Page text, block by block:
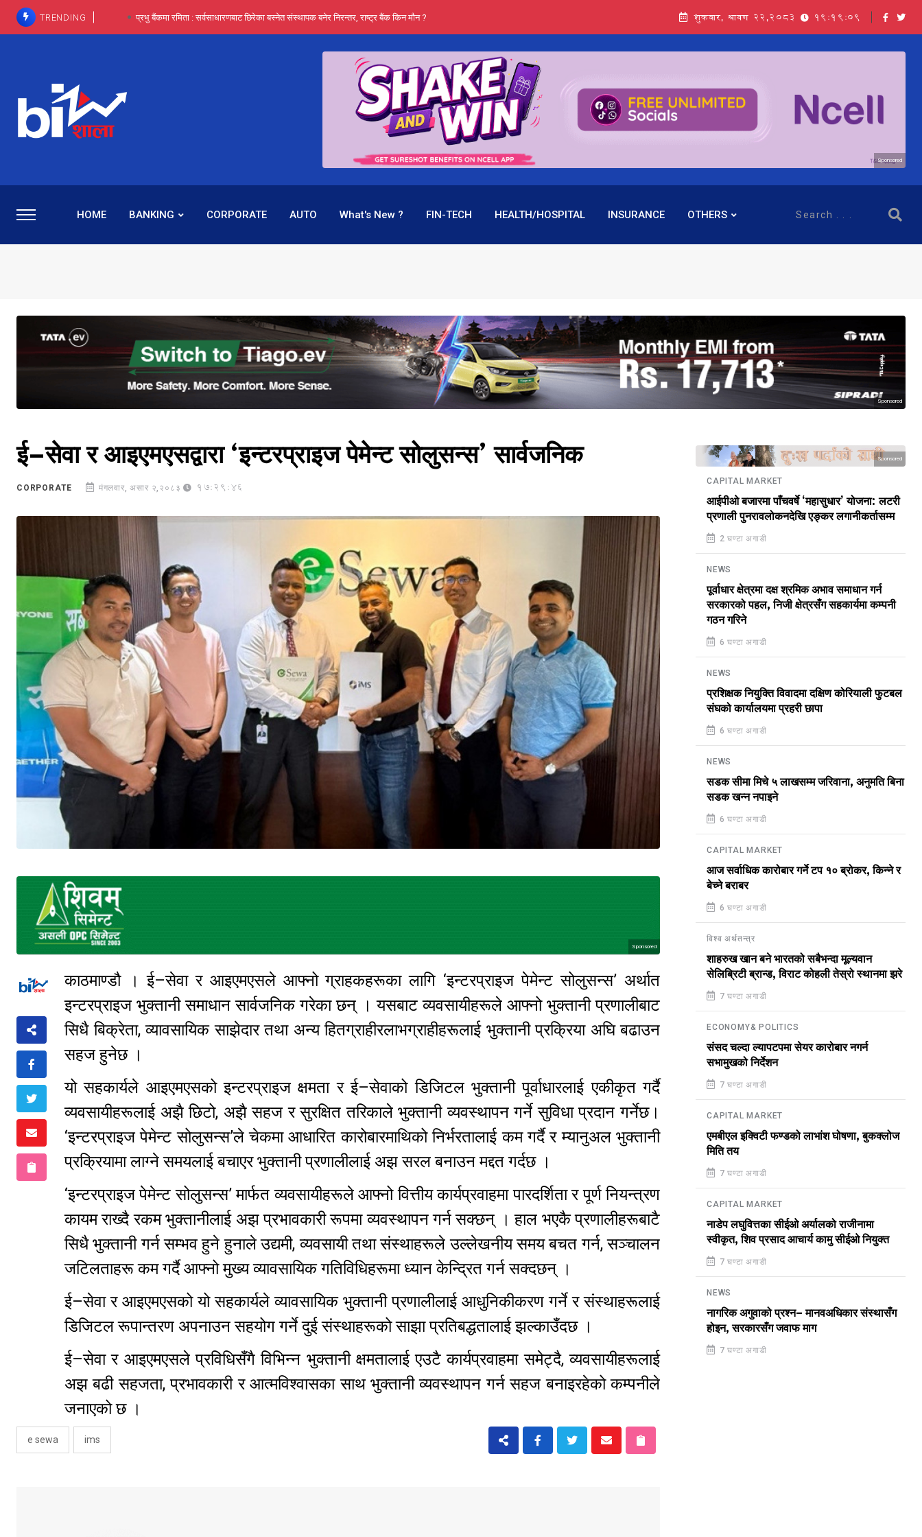
TRENDING प्रभू बैंकका सञ्चालक बस्नेतमाथि राष्ट्र बैंकको ‘कन्सर्न’, प्रवक्ता भन्छन्- समूह फेरेर सञ्चालक पदमा बस्न मिल्दैन
प्रभू बैंकमा सेञ्चुरीबाट आएका कर्मचारीमाथि हदैसम्मको विभेदः एउटै पदमा दुई थरि तलब, वर्षमै ९२ हजार घाटा !
कमाइमा गरिमाको दमदार छलाङ, सेयरधनीलाई २० प्रतिशत लाभांश दिने क्षमता
प्रभु बैंकमा रमिता : सर्वसाधारणबाट छिरेका बस्नेत संस्थापक बनेर निरन्तर, राष्ट्र बैंक किन मौन ?
शुक्रबार, श्रावण २२,२०८३ 19:19:10
Sponsored
HOME BANKING CORPORATE AUTO What's New ? FIN-TECH HEALTH/HOSPITAL INSURANCE OTHERS
Sponsored
ई–सेवा र आइएमएसद्वारा ‘इन्टरप्राइज पेमेन्ट सोलुसन्स’ सार्वजनिक
CORPORATE मंगलवार, असार २,२०८३ 17:29:46
Sponsored
काठमाण्डौ । ई–सेवा र आइएमएसले आफ्नो ग्राहकहरूका लागि ‘इन्टरप्राइज पेमेन्ट सोलुसन्स’ अर्थात
इन्टरप्राइज भुक्तानी समाधान सार्वजनिक गरेका छन् । यसबाट व्यवसायीहरूले आफ्नो भुक्तानी प्रणालीबाट
सिधै बिक्रेता, व्यावसायिक साझेदार तथा अन्य हितग्राहीरलाभग्राहीहरूलाई भुक्तानी प्रक्रिया अघि बढाउन
सहज हुनेछ ।
यो सहकार्यले आइएमएसको इन्टरप्राइज क्षमता र ई–सेवाको डिजिटल भुक्तानी पूर्वाधारलाई एकीकृत गर्दै
व्यवसायीहरूलाई अझै छिटो, अझै सहज र सुरक्षित तरिकाले भुक्तानी व्यवस्थापन गर्ने सुविधा प्रदान गर्नेछ।
‘इन्टरप्राइज पेमेन्ट सोलुसन्स’ले चेकमा आधारित कारोबारमाथिको निर्भरतालाई कम गर्दै र म्यानुअल भुक्तानी
प्रक्रियामा लाग्ने समयलाई बचाएर भुक्तानी प्रणालीलाई अझ सरल बनाउन मद्दत गर्दछ ।
‘इन्टरप्राइज पेमेन्ट सोलुसन्स’ मार्फत व्यवसायीहरूले आफ्नो वित्तीय कार्यप्रवाहमा पारदर्शिता र पूर्ण नियन्त्रण
कायम राख्दै रकम भुक्तानीलाई अझ प्रभावकारी रूपमा व्यवस्थापन गर्न सक्छन् । हाल भएकै प्रणालीहरूबाटै
सिधै भुक्तानी गर्न सम्भव हुने हुनाले उद्यमी, व्यवसायी तथा संस्थाहरूले उल्लेखनीय समय बचत गर्न, सञ्चालन
जटिलताहरू कम गर्दै आफ्नो मुख्य व्यावसायिक गतिविधिहरूमा ध्यान केन्द्रित गर्न सक्दछन् ।
ई–सेवा र आइएमएसको यो सहकार्यले व्यावसायिक भुक्तानी प्रणालीलाई आधुनिकीकरण गर्ने र संस्थाहरूलाई
डिजिटल रूपान्तरण अपनाउन सहयोग गर्ने दुई संस्थाहरूको साझा प्रतिबद्धतालाई झल्काउँदछ ।
ई–सेवा र आइएमएसले प्रविधिसँगै विभिन्न भुक्तानी क्षमतालाई एउटै कार्यप्रवाहमा समेट्दै, व्यवसायीहरूलाई
अझ बढी सहजता, प्रभावकारी र आत्मविश्वासका साथ भुक्तानी व्यवस्थापन गर्न सहज बनाइरहेको कम्पनीले
जनाएको छ ।
e sewa ims
Sponsored
CAPITAL MARKET
आईपीओ बजारमा पाँचवर्षे ‘महासुधार’ योजना: लटरी
प्रणाली पुनरावलोकनदेखि एङ्कर लगानीकर्तासम्म
2 घण्टा अगाडी
NEWS
पूर्वाधार क्षेत्रमा दक्ष श्रमिक अभाव समाधान गर्न
सरकारको पहल, निजी क्षेत्रसँग सहकार्यमा कम्पनी
गठन गरिने
6 घण्टा अगाडी
NEWS
प्रशिक्षक नियुक्ति विवादमा दक्षिण कोरियाली फुटबल
संघको कार्यालयमा प्रहरी छापा
6 घण्टा अगाडी
NEWS
सडक सीमा मिचे ५ लाखसम्म जरिवाना, अनुमति बिना
सडक खन्न नपाइने
6 घण्टा अगाडी
CAPITAL MARKET
आज सर्वाधिक कारोबार गर्ने टप १० ब्रोकर, किन्ने र
बेच्ने बराबर
6 घण्टा अगाडी
विश्व अर्थतन्त्र
शाहरुख खान बने भारतको सबैभन्दा मूल्यवान
सेलिब्रिटी ब्रान्ड, विराट कोहली तेस्रो स्थानमा झरे
7 घण्टा अगाडी
ECONOMY& POLITICS
संसद चल्दा ल्यापटपमा सेयर कारोबार नगर्न
सभामुखको निर्देशन
7 घण्टा अगाडी
CAPITAL MARKET
एमबीएल इक्विटी फण्डको लाभांश घोषणा, बुकक्लोज
मिति तय
7 घण्टा अगाडी
CAPITAL MARKET
नाडेप लघुवित्तका सीईओ अर्यालको राजीनामा
स्वीकृत, शिव प्रसाद आचार्य कामु सीईओ नियुक्त
7 घण्टा अगाडी
NEWS
नागरिक अगुवाको प्रश्न– मानवअधिकार संस्थासँग
होइन, सरकारसँग जवाफ माग
7 घण्टा अगाडी